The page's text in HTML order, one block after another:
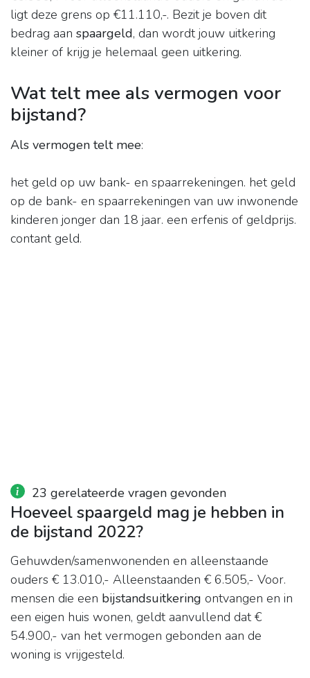
ligt deze grens op €11.110,-. Bezit je boven dit
bedrag aan spaargeld, dan wordt jouw uitkering
kleiner of krijg je helemaal geen uitkering.
Wat telt mee als vermogen voor
bijstand?
Als vermogen telt mee:
het geld op uw bank- en spaarrekeningen. het geld
op de bank- en spaarrekeningen van uw inwonende
kinderen jonger dan 18 jaar. een erfenis of geldprijs.
contant geld.
23 gerelateerde vragen gevonden
Hoeveel spaargeld mag je hebben in
de bijstand 2022?
Gehuwden/samenwonenden en alleenstaande
ouders € 13.010,- Alleenstaanden € 6.505,- Voor.
mensen die een bijstandsuitkering ontvangen en in
een eigen huis wonen, geldt aanvullend dat €
54.900,- van het vermogen gebonden aan de
woning is vrijgesteld.